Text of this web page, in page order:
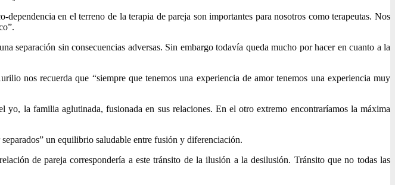
en el terreno de la terapia de pareja son importantes para nosotros como terapeutas. Nos
separación sin consecuencias adversas. Sin embargo todavía queda mucho por hacer en cuanto a la
nos recuerda que “siempre que tenemos una experiencia de amor tenemos una experiencia muy
la familia aglutinada, fusionada en sus relaciones. En el otro extremo encontraríamos la máxima
un equilibrio saludable entre fusión y diferenciación.
de pareja correspondería a este tránsito de la ilusión a la desilusión. Tránsito que no todas las